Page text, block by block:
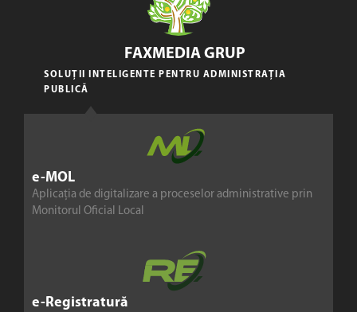
e-MOL
Aplicația de digitalizare a proceselor administrative prin
Monitorul Oficial Local
e-Registratură
FAXMEDIA GRUP
SOLUȚII INTELIGENTE PENTRU ADMINISTRAȚIA
PUBLICĂ